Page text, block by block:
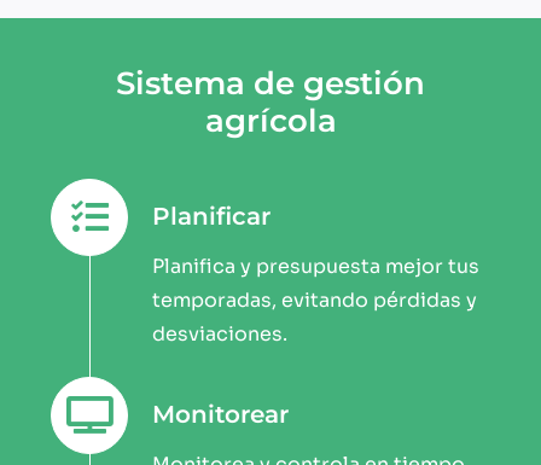
Sistema de gestión
agrícola
Planificar
Planifica y presupuesta mejor tus
temporadas, evitando pérdidas y
desviaciones.
Monitorear